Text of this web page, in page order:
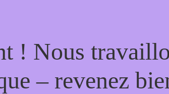
! Nous
– revenez